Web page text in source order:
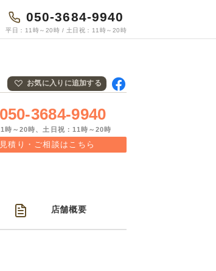
050-3684-9940
平日：11時～20時 / 土日祝：11時～20時
お気に入りに追加する
050-3684-9940
時～20時、土日祝：11時～20時
積り・ご相談はこちら
店舗概要